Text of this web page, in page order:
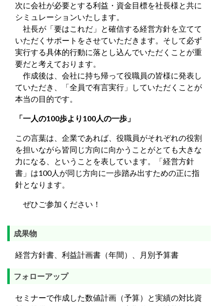
次に会社が必要とする利益・資金目標を社長様と共に
シミュレーションいたします。
社長が「要はこれだ」と確信する経営方針を立てて
いただくサポートをさせていただきます。そして必ず
実行する具体的行動に落とし込んでいただくことが重
要だと考えております。
作成後は、会社に持ち帰って役職員の皆様に発表し
ていただき、「全員で有言実行」していただくことが
本当の目的です。
「一人の100歩より100人の一歩」
この言葉は、企業であれば、役職員がそれぞれの役割
を担いながら皆同じ方向に向かうことがとても大きな
力になる、ということを表しています。「経営方針
書」は100人が同じ方向に一歩踏み出すための正に指
針となります。
ぜひご参加ください！
成果物
経営方針書、利益計画書（年間）、月別予算書
フォローアップ
セミナーで作成した数値計画（予算）と実績の対比資